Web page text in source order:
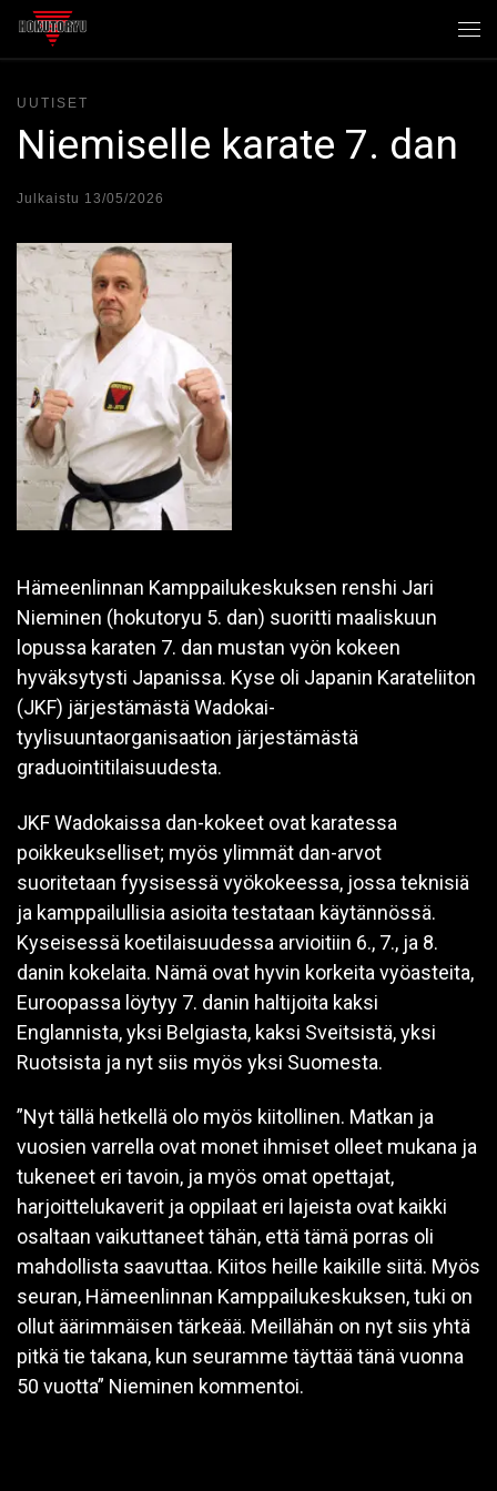
Skip to content
UUTISET
Niemiselle karate 7. dan
Julkaistu 13/05/2026
Hämeenlinnan Kamppailukeskuksen renshi Jari
Nieminen (hokutoryu 5. dan) suoritti maaliskuun
lopussa karaten 7. dan mustan vyön kokeen
hyväksytysti Japanissa. Kyse oli Japanin Karateliiton
(JKF) järjestämästä Wadokai-
tyylisuuntaorganisaation järjestämästä
graduointitilaisuudesta.
JKF Wadokaissa dan-kokeet ovat karatessa
poikkeukselliset; myös ylimmät dan-arvot
suoritetaan fyysisessä vyökokeessa, jossa teknisiä
ja kamppailullisia asioita testataan käytännössä.
Kyseisessä koetilaisuudessa arvioitiin 6., 7., ja 8.
danin kokelaita. Nämä ovat hyvin korkeita vyöasteita,
Euroopassa löytyy 7. danin haltijoita kaksi
Englannista, yksi Belgiasta, kaksi Sveitsistä, yksi
Ruotsista ja nyt siis myös yksi Suomesta.
”Nyt tällä hetkellä olo myös kiitollinen. Matkan ja
vuosien varrella ovat monet ihmiset olleet mukana ja
tukeneet eri tavoin, ja myös omat opettajat,
harjoittelukaverit ja oppilaat eri lajeista ovat kaikki
osaltaan vaikuttaneet tähän, että tämä porras oli
mahdollista saavuttaa. Kiitos heille kaikille siitä. Myös
seuran, Hämeenlinnan Kamppailukeskuksen, tuki on
ollut äärimmäisen tärkeää. Meillähän on nyt siis yhtä
pitkä tie takana, kun seuramme täyttää tänä vuonna
50 vuotta” Nieminen kommentoi.